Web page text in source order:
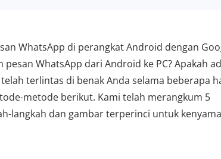
WhatsApp di perangkat Android dengan
WhatsApp dari Android ke PC? Apakah
terlintas di benak Anda selama beberapa
metode berikut. Kami telah merangkum 5
langkah dan gambar terperinci untuk